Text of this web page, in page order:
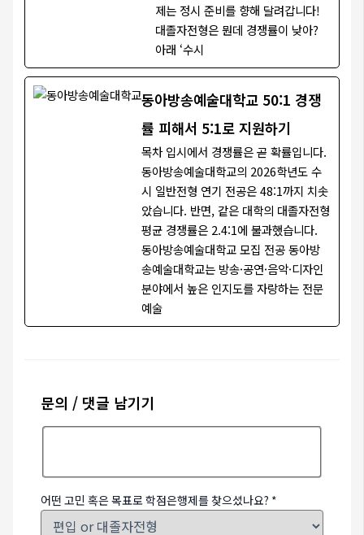
제는 정시 준비를 향해 달려갑니다!
대졸자전형은 뭔데 경쟁률이 낮아?
아래 ‘수시
동아방송예술대학교 50:1 경쟁
률 피해서 5:1로 지원하기
목차 입시에서 경쟁률은 곧 확률입니다.
동아방송예술대학교의 2026학년도 수
시 일반전형 연기 전공은 48:1까지 치솟
았습니다. 반면, 같은 대학의 대졸자전형
평균 경쟁률은 2.4:1에 불과했습니다.
동아방송예술대학교 모집 전공 동아방
송예술대학교는 방송·공연·음악·디자인
분야에서 높은 인지도를 자랑하는 전문
예술
문의 / 댓글 남기기
어떤 고민 혹은 목표로 학점은행제를 찾으셨나요? *